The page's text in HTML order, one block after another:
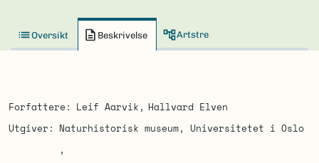
Oversikt Beskrivelse Artstre
Forfattere Leif Aarvik
Hallvard Elven
Utgiver
Naturhistorisk museum, Universitetet i Oslo